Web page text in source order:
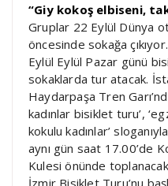
“Giy kokoş elbiseni, tak
Gruplar 22 Eylül Dünya
öncesinde sokağa
Eylül Eylül Pazar günü
sokaklarda tur atacak.
Haydarpaşa Tren
kadınlar bisiklet turu’,
kokulu kadınlar’
aynı gün saat 17.00’de
Kulesi önünde toplanacak
İzmir Bisiklet Turu’nu